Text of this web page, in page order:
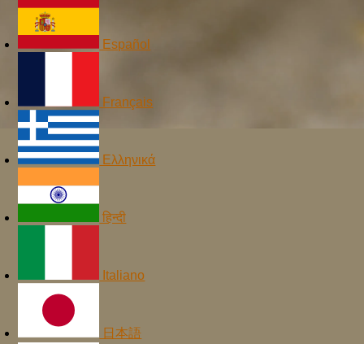
Español
Français
Ελληνικά
हिन्दी
Italiano
日本語